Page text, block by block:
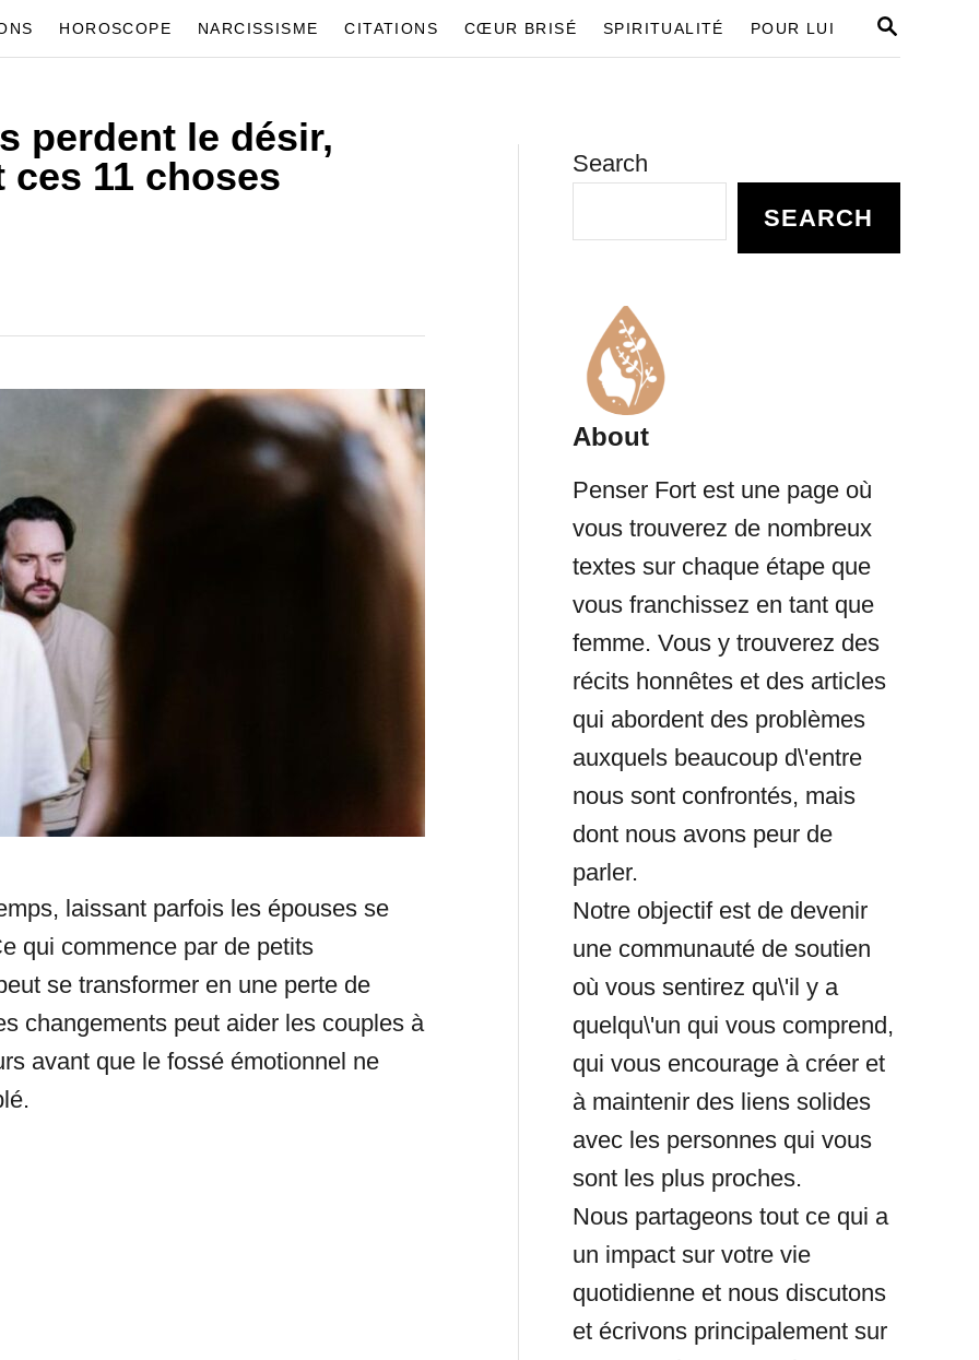
S
HOROSCOPE NARCISSISME CITATIONS CŒUR BRISÉ SPIRITUALITÉ POUR LUI
perdent le désir,
11 choses
laissant parfois les épouses se
qui commence par de petits
se transformer en une perte de
changements peut aider les couples à
avant que le fossé émotionnel ne
Search
SEARCH
About
Penser Fort est une page où
vous trouverez de nombreux
textes sur chaque étape que
vous franchissez en tant que
femme. Vous y trouverez des
récits honnêtes et des articles
qui abordent des problèmes
auxquels beaucoup d\'entre
nous sont confrontés, mais
dont nous avons peur de
parler.
Notre objectif est de devenir
une communauté de soutien
où vous sentirez qu\'il y a
quelqu\'un qui vous comprend,
qui vous encourage à créer et
à maintenir des liens solides
avec les personnes qui vous
sont les plus proches.
Nous partageons tout ce qui a
un impact sur votre vie
quotidienne et nous discutons
et écrivons principalement sur